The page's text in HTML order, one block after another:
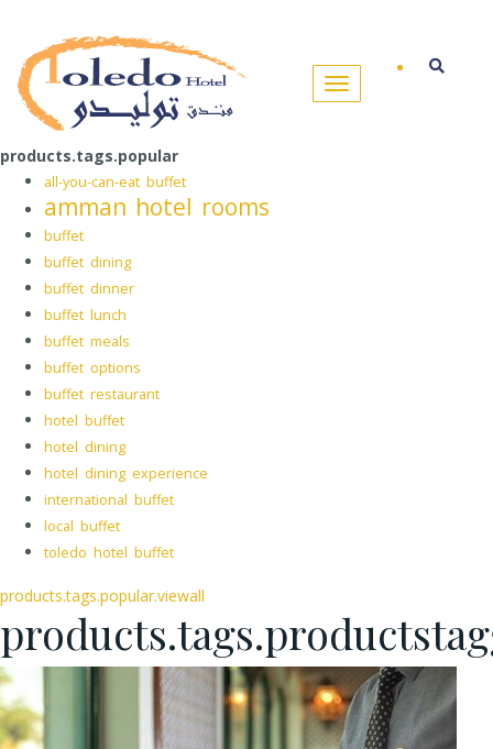
products.tags.popular
all-you-can-eat buffet
amman hotel rooms
buffet
buffet dining
buffet dinner
buffet lunch
buffet meals
buffet options
buffet restaurant
hotel buffet
hotel dining
hotel dining experience
international buffet
local buffet
toledo hotel buffet
products.tags.popular.viewall